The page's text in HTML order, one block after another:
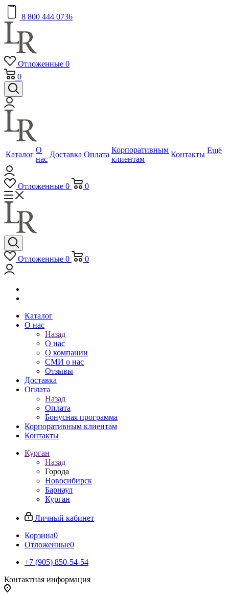
8 800 444 0736
Отложенные 0
0
Каталог
О
нас
Доставка Оплата
Корпоративным
клиентам
Контакты Ещё
Отложенные 0 0
Отложенные 0 0
Каталог
О нас
Назад
О нас
О компании
СМИ о нас
Отзывы
Доставка
Оплата
Назад
Оплата
Бонусная программа
Корпоративным клиентам
Контакты
Курган
Назад
Города
Новосибирск
Барнаул
Курган
Личный кабинет
Корзина0
Отложенные0
+7 (905) 850-54-54
Контактная информация